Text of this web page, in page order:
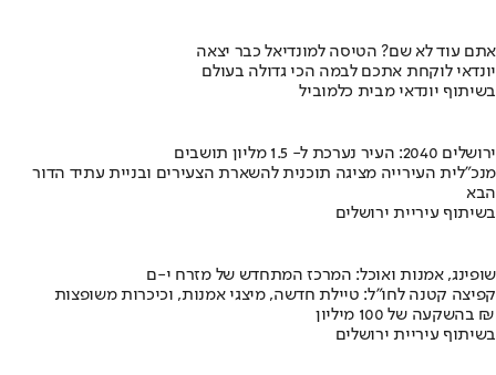
אתם עוד לא שם? הטיסה למונדיאל כבר יצאה
יונדאי לוקחת אתכם לבמה הכי גדולה בעולם
בשיתוף יונדאי מבית כלמוביל
ירושלים 2040: העיר נערכת ל- 1.5 מליון תושבים
מנכ"לית העירייה מציגה תוכנית להשארת הצעירים ובניית עתיד הדור
הבא
בשיתוף עיריית ירושלים
שופינג, אמנות ואוכל: המרכז המתחדש של מזרח י-ם
קפיצה קטנה לחו"ל: טיילת חדשה, מיצגי אמנות, וכיכרות משופצות
בהשקעה של 100 מיליון ₪
בשיתוף עיריית ירושלים